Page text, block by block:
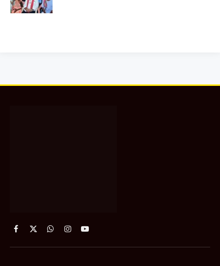
सामने लाता है। हमारा मिशन है जनता तक हर खबर को पूरी सच्चाई, निष्पक्षता और
महत्वपूर्ण खबर को हम प्रभावशाली ढंग से प्रस्तुत करते हैं। हमारे संवाददाता अपनी रुचि